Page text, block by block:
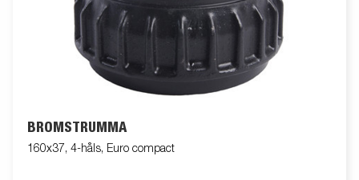
BROMSTRUMMA
160x37, 4-håls, Euro compact